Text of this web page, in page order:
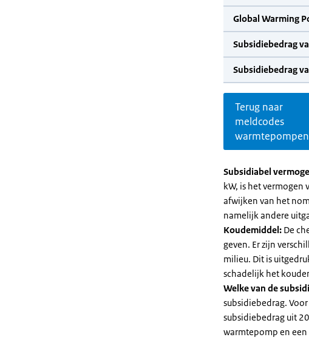
Global Warming
Subsidiebedrag
Subsidiebedrag
Terug naar
meldcodes
warmtepompen
Subsidiabel
kW, is het vermogen
afwijken van het
namelijk andere
Koudemiddel: De
geven. Er zijn
milieu. Dit is
schadelijk het
Welke van de
subsidiebedrag.
subsidiebedrag uit
warmtepomp en